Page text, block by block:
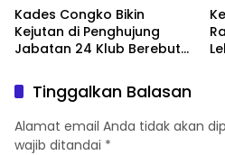
Kades Congko Bikin
Kejutan di Penghujung
Jabatan 24 Klub Berebut
Tinggalkan Balasan
Alamat email Anda tidak akan
wajib ditandai *